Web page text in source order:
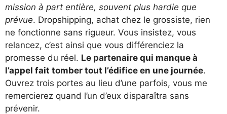
mission à part entière, souvent plus hardie que
prévue. Dropshipping, achat chez le grossiste, rien
ne fonctionne sans rigueur. Vous insistez, vous
relancez, c’est ainsi que vous différenciez la
promesse du réel. Le partenaire qui manque à
l’appel fait tomber tout l’édifice en une journée.
Ouvrez trois portes au lieu d’une parfois, vous me
remercierez quand l’un d’eux disparaîtra sans
prévenir.